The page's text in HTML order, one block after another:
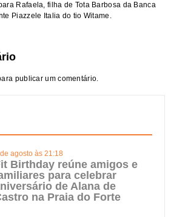
Rafaela, filha de Tota Barbosa da Banca
Piazzele Italia do tio Witame.
publicar um comentário.
agosto às 21:18
Birthday reúne amigos e
para celebrar
de Alana de
na Praia do Forte